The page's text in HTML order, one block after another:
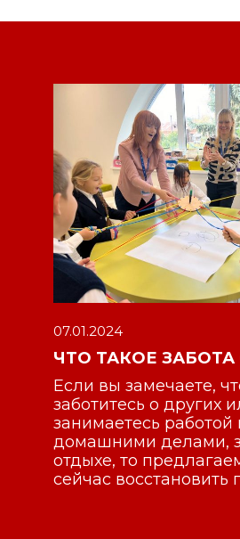
30.09.2023
ВДОХНОВЕНИЕ И
РОЛЬ МУЗЫКИ В
Будущее – в руках
ведь они – лидеры
дня. Музыка –
инструмент,
менять мир к